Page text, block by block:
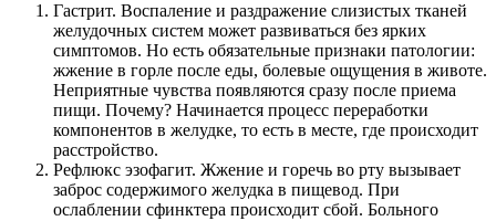
Гастрит. Воспаление и раздражение слизистых тканей
желудочных систем может развиваться без ярких
симптомов. Но есть обязательные признаки патологии:
жжение в горле после еды, болевые ощущения в животе.
Неприятные чувства появляются сразу после приема
пищи. Почему? Начинается процесс переработки
компонентов в желудке, то есть в месте, где происходит
расстройство.
Рефлюкс эзофагит. Жжение и горечь во рту вызывает
заброс содержимого желудка в пищевод. При
ослаблении сфинктера происходит сбой. Больного